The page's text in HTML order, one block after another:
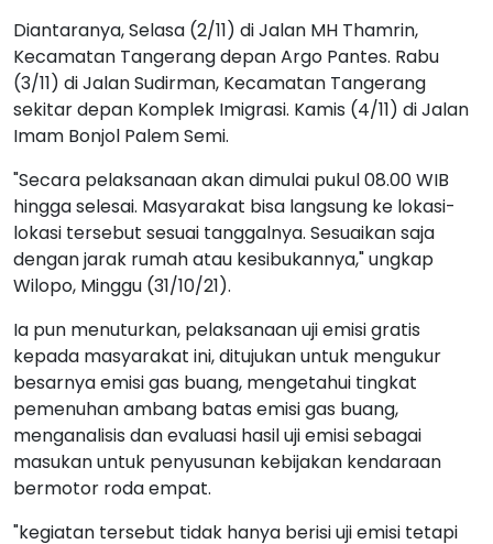
Diantaranya, Selasa (2/11) di Jalan MH Thamrin,
Kecamatan Tangerang depan Argo Pantes. Rabu
(3/11) di Jalan Sudirman, Kecamatan Tangerang
sekitar depan Komplek Imigrasi. Kamis (4/11) di Jalan
Imam Bonjol Palem Semi.
"Secara pelaksanaan akan dimulai pukul 08.00 WIB
hingga selesai. Masyarakat bisa langsung ke lokasi-
lokasi tersebut sesuai tanggalnya. Sesuaikan saja
dengan jarak rumah atau kesibukannya," ungkap
Wilopo, Minggu (31/10/21).
Ia pun menuturkan, pelaksanaan uji emisi gratis
kepada masyarakat ini, ditujukan untuk mengukur
besarnya emisi gas buang, mengetahui tingkat
pemenuhan ambang batas emisi gas buang,
menganalisis dan evaluasi hasil uji emisi sebagai
masukan untuk penyusunan kebijakan kendaraan
bermotor roda empat.
"kegiatan tersebut tidak hanya berisi uji emisi tetapi